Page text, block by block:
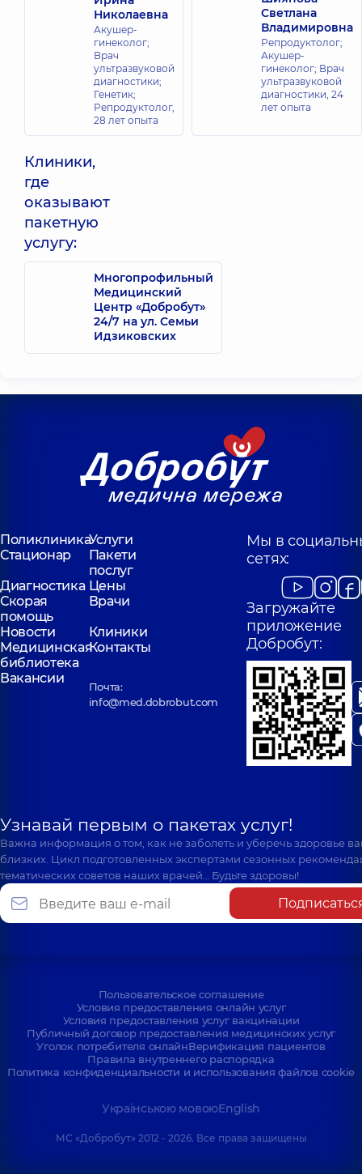
Николаевна
Акушер-
гинеколог;
Врач
ультразвуковой
диагностики;
Генетик;
Репродуктолог,
28 лет опыта
Светлана
Владимировна
Репродуктолог;
Акушер-
гинеколог; Врач
ультразвуковой
диагностики, 24
лет опыта
Клиники,
где
оказывают
пакетную
услугу:
Многопрофильный
Медицинский
Центр «Добробут»
24/7 на ул. Семьи
Идзиковских
ПоликлиникаУслуги
Стационар
Пакети
послуг
Диагностика Цены
Скорая
помощь
Врачи
Новости
Клиники
Медицинская
библиотека
Контакты
Вакансии
Почта:
info@med.dobrobut.com
Мы в
сетях:
Загружайте
приложение
Добробут:
Узнавай первым о пакетах услуг!
Важна информация о том, как не заболеть и уберечь здоровье
близких. Цикл подготовленных экспертами сезонных
тематических советов наших врачей… Будьте здоровы!
Пользовательское соглашение
Условия предоставления онлайн услуг
Условия предоставления услуг вакцинации
Публичный договор предоставления медицинских услуг
Уголок потребителя онлайнВерификация пациентов
Правила внутреннего распорядка
Политика конфиденциальности и использования файлов cookie
Українською мовоюEnglish
МС «Добробут» 2012 - 2026. Все права защищены